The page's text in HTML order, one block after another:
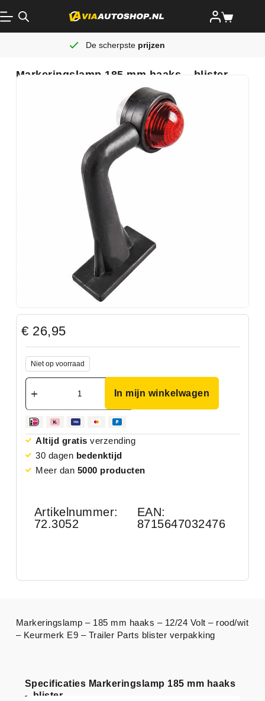
De scherpste prijzen
Markeringslamp 185 mm haaks – blister
€ 26,95
Niet op voorraad
In mijn winkelwagen
Altijd gratis verzending
30 dagen bedenktijd
Meer dan 5000 producten
Artikelnummer:
72.3052
EAN:
8715647032476
Specificaties Markeringslamp 185 mm haaks
– blister
Markeringslamp – 185 mm haaks – 12/24 Volt – rood/wit
– Keurmerk E9 – Trailer Parts blister verpakking